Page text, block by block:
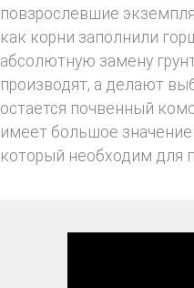
повзрослевшие
как корни заполнили
абсолютную замену
производят, а делают
остается почвенный
имеет большое
который необходим для